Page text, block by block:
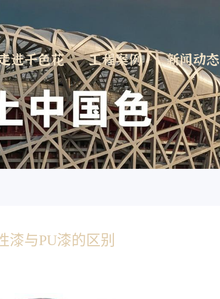
进千色花 工程案例 新闻动态
漆与PU漆的区别